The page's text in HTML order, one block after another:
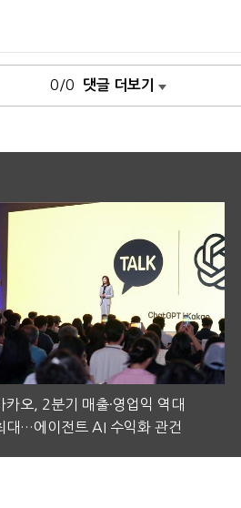
0/0 댓글 더보기
카오, 2분기 매출·영업익 역대
대…에이전트 AI 수익화 관건